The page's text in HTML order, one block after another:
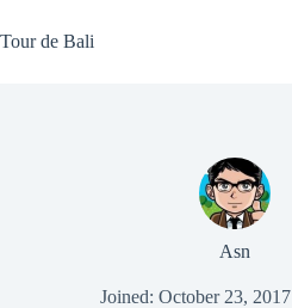
to
content
Tour de Bali
Asn
Joined: October 23, 2017